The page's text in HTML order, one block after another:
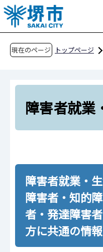
こ
の
ペ
現在のページ トップページ
障害福祉のし
障害者就業・
障害者就業
障害者就業・
障害者・知的
者・発達障害
方に共通の情報